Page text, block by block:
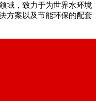
域，致力于为世界水环境
方案以及节能环保的配套